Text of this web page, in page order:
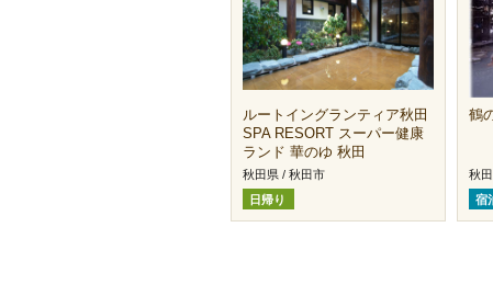
ルートイングランティア秋田
SPA RESORT スーパー健康
ランド 華のゆ 秋田
秋田県 / 秋田市
日帰り
鶴
秋
宿